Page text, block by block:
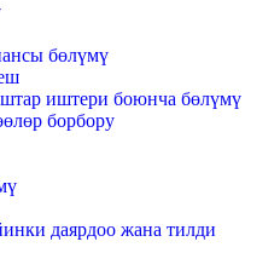
бөлүмү
иштери боюнча бөлүмү
борбору
даярдоо жана тилди